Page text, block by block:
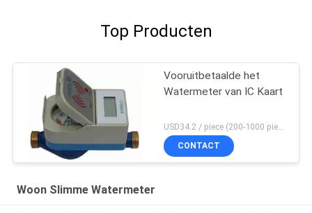
Top Producten
Vooruitbetaalde het
Watermeter van IC Kaart
CONTACT
Woon Slimme Watermeter